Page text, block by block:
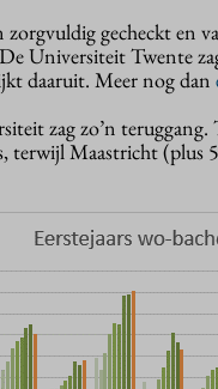
gecheckt en
Universiteit Twente
daaruit. Meer nog dan
zag zo’n
terwijl Maastricht